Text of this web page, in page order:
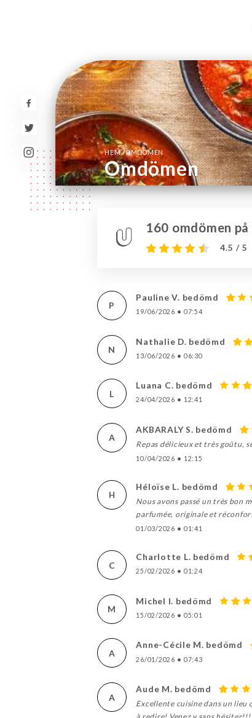
HEM/OMDÖMEN
Omdömen
160 omdömen
4.5 / 5
P
Pauline V. bedömd
19/06/2026 • 07:54
N
Nathalie D. bedömd
13/06/2026 • 06:30
L
Luana C. bedömd
24/04/2026 • 12:41
A
AKBARALY S. bedömd
Repas délicieux et très goûtu,
10/04/2026 • 12:15
H
Héloïse L. bedömd
Nous avons passé un très bon
parfumée, originale et
01/03/2026 • 01:41
C
Charlotte L. bedömd
25/02/2026 • 01:24
M
Michel I. bedömd
15/02/2026 • 05:01
A
Anne-Cécile M. bedömd
26/01/2026 • 07:43
A
Aude M. bedömd
Excellente cuisine dans un